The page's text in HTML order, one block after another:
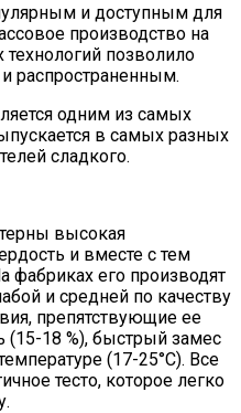
и доступным для
производство на
позволило
распространенным.
одним из самых
в самых разных
сладкого.
высокая
и вместе с тем
фабриках его производят
и средней по качеству
препятствующие ее
(15-18 %), быстрый замес
(17-25°С). Все
тесто, которое легко